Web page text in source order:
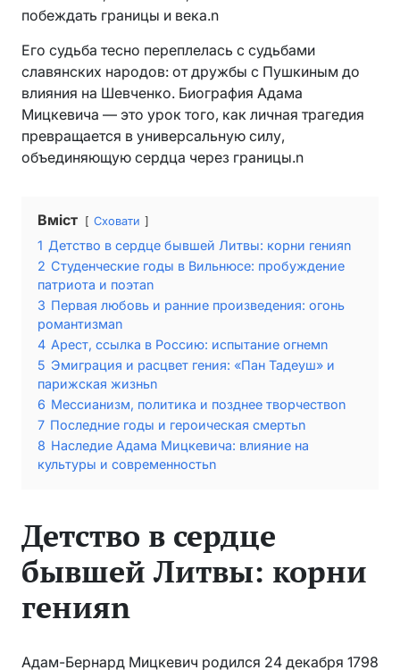
побеждать границы и века.n
Его судьба тесно переплелась с судьбами
славянских народов: от дружбы с Пушкиным до
влияния на Шевченко. Биография Адама
Мицкевича — это урок того, как личная трагедия
превращается в универсальную силу,
объединяющую сердца через границы.n
Вміст Сховати
1 Детство в сердце бывшей Литвы: корни генияn
2 Студенческие годы в Вильнюсе: пробуждение
патриота и поэтаn
3 Первая любовь и ранние произведения: огонь
романтизмаn
4 Арест, ссылка в Россию: испытание огнемn
5 Эмиграция и расцвет гения: «Пан Тадеуш» и
парижская жизньn
6 Мессианизм, политика и позднее творчествоn
7 Последние годы и героическая смертьn
8 Наследие Адама Мицкевича: влияние на
культуры и современностьn
Детство в сердце
бывшей Литвы: корни
генияn
Адам-Бернард Мицкевич родился 24 декабря 1798